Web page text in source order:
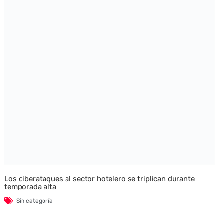
Los ciberataques al sector hotelero se triplican durante
temporada alta
Sin categoría